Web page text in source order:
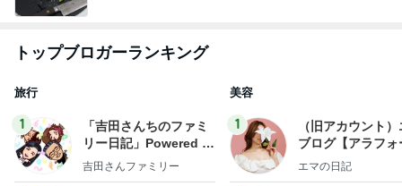
トップブロガーランキング
旅行
1
「吉田さんちのファミ
リー日記」Powered b
y Ameba 吉田さんファ
吉田さんファミリー
美容
1
（旧アカウント
ブログ【アラフォ
社売却セカンドラ
エマの日記